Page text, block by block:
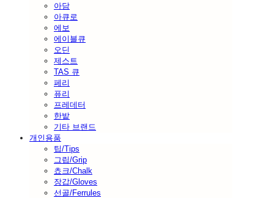
아담
아큐로
에보
에이블큐
오딘
제스트
TAS 큐
페리
퓨리
프레데터
한밭
기타 브랜드
개인용품
팁/Tips
그립/Grip
쵸크/Chalk
장갑/Gloves
선골/Ferrules